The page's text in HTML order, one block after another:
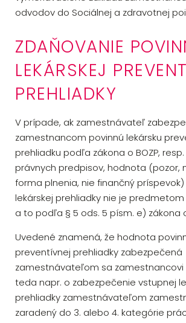
odvodov do Sociálnej a zdravotnej
ZDAŇOVANIE
LEKÁRSKEJ
PREHLIADKY
V prípade, ak zamestnávateľ
zamestnancom povinnú lekársku
prehliadku podľa zákona o BOZP,
právnych predpisov, hodnota (pozor,
forma plnenia, nie finančný
lekárskej prehliadky nie je
a to podľa § 5 ods. 5 písm. e) zákona
Uvedené znamená, že hodnota
preventívnej prehliadky zabezpečená
zamestnávateľom sa zamestnancovi
teda napr. o zabezpečenie vstupnej
prehliadky zamestnávateľom
zaradený do 3. alebo 4. kategórie